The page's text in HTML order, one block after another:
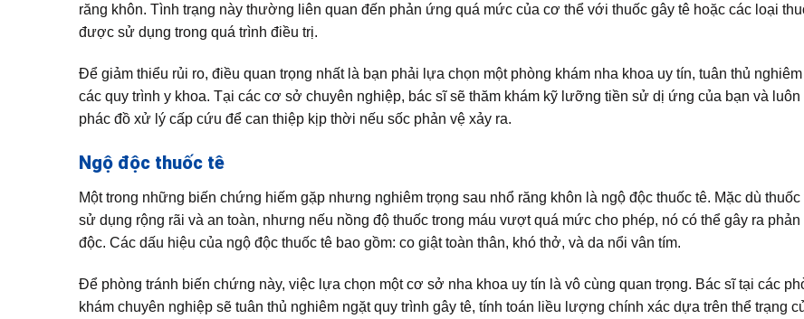
răng khôn. Tình trạng này thường liên quan đến phản ứng quá mức của cơ thể với thuốc gây tê hoặc các loại
được sử dụng trong quá trình điều trị.
Để giảm thiểu rủi ro, điều quan trọng nhất là bạn phải lựa chọn một phòng khám nha khoa uy tín, tuân thủ
các quy trình y khoa. Tại các cơ sở chuyên nghiệp, bác sĩ sẽ thăm khám kỹ lưỡng tiền sử dị ứng của bạn và luôn
phác đồ xử lý cấp cứu để can thiệp kịp thời nếu sốc phản vệ xảy ra.
Ngộ độc thuốc tê
Một trong những biến chứng hiếm gặp nhưng nghiêm trọng sau nhổ răng khôn là ngộ độc thuốc tê. Mặc dù
sử dụng rộng rãi và an toàn, nhưng nếu nồng độ thuốc trong máu vượt quá mức cho phép, nó có thể gây ra
độc. Các dấu hiệu của ngộ độc thuốc tê bao gồm: co giật toàn thân, khó thở, và da nổi vân tím.
Để phòng tránh biến chứng này, việc lựa chọn một cơ sở nha khoa uy tín là vô cùng quan trọng. Bác sĩ tại các
khám chuyên nghiệp sẽ tuân thủ nghiêm ngặt quy trình gây tê, tính toán liều lượng chính xác dựa trên thể trạng